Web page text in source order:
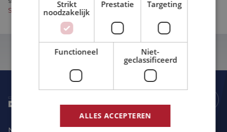
Sanctielijst,UNSCenOFAC
Nederland
Strikt
noodzakelijk
Prestatie Targeting
Functioneel
Niet-
geclassificeerd
ALLES ACCEPTEREN